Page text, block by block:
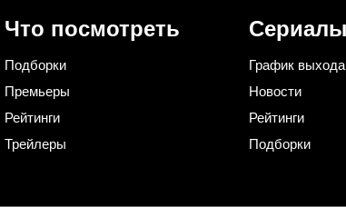
Что посмотреть
Подборки
Премьеры
Рейтинги
Трейлеры
Сериалы
График выхода
Новости
Рейтинги
Подборки